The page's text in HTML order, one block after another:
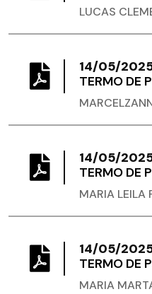
LUCAS
14/05/
TERMO DE
14/05/
TERMO DE
MARIA LEILA
14/05/
TERMO DE
MARIA